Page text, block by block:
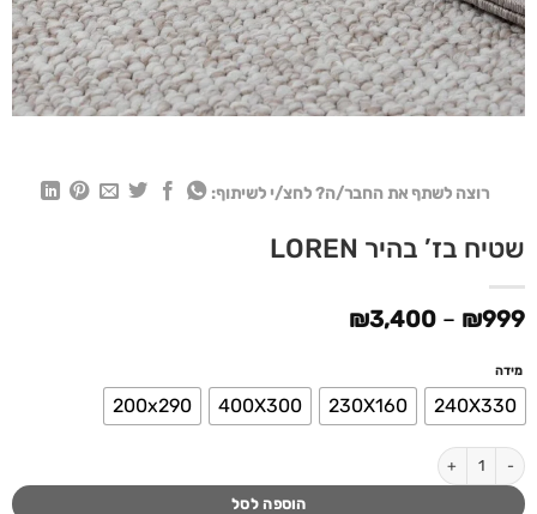
רוצה לשתף את החבר/ה? לחצ/י לשיתוף:
שטיח בז’ בהיר LOREN
₪999
–
₪3,400
טווח
עד
⁦₪3,400⁩
מידה
240X330
230X160
400X300
200x290
כמות של שטיח בז' בהיר LOREN
הוספה לסל